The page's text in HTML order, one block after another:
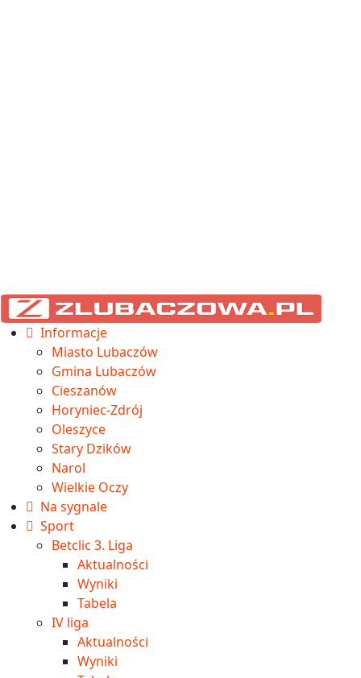
Informacje
Miasto Lubaczów
Gmina Lubaczów
Cieszanów
Horyniec-Zdrój
Oleszyce
Stary Dzików
Narol
Wielkie Oczy
Na sygnale
Sport
Betclic 3. Liga
Aktualności
Wyniki
Tabela
IV liga
Aktualności
Wyniki